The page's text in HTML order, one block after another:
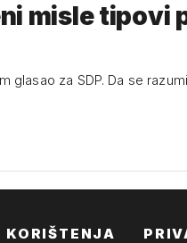
misle tipovi
glasao za SDP. Da se
KORIŠTENJA